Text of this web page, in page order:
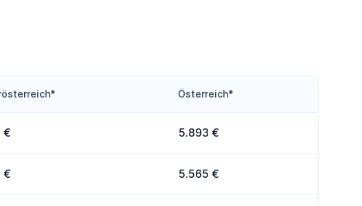
Österreich*
€ 5.893 €
€ 5.565 €